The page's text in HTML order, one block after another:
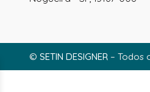
© SETIN DESIGNER– Todos